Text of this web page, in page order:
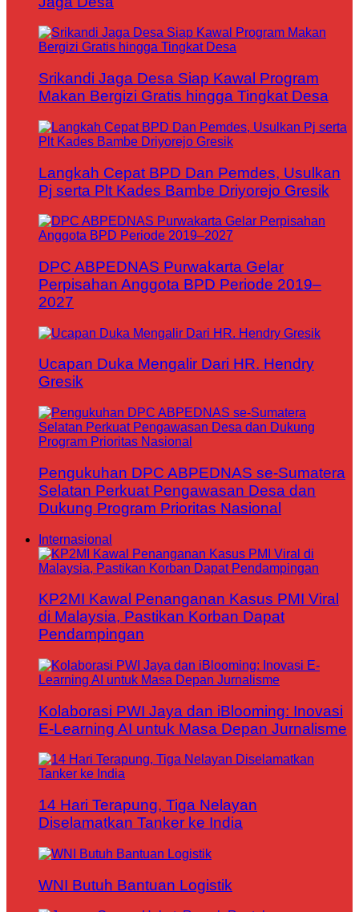
Srikandi Jaga Desa Siap Kawal Program
Makan Bergizi Gratis hingga Tingkat Desa
Langkah Cepat BPD Dan Pemdes, Usulkan
Pj serta Plt Kades Bambe Driyorejo Gresik
DPC ABPEDNAS Purwakarta Gelar
Perpisahan Anggota BPD Periode 2019–
2027
Ucapan Duka Mengalir Dari HR. Hendry
Gresik
Pengukuhan DPC ABPEDNAS se-Sumatera
Selatan Perkuat Pengawasan Desa dan
Dukung Program Prioritas Nasional
Internasional
KP2MI Kawal Penanganan Kasus PMI Viral
di Malaysia, Pastikan Korban Dapat
Pendampingan
Kolaborasi PWI Jaya dan iBlooming: Inovasi
E-Learning AI untuk Masa Depan Jurnalisme
14 Hari Terapung, Tiga Nelayan
Diselamatkan Tanker ke India
WNI Butuh Bantuan Logistik